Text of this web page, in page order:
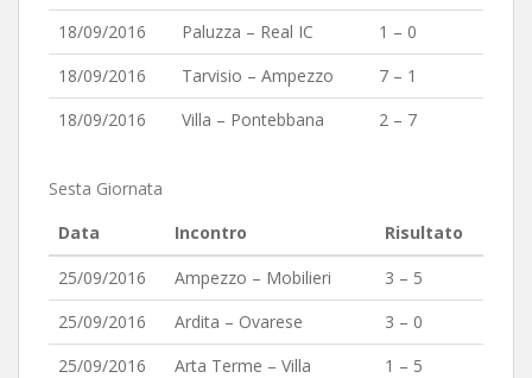
18/09/2016
Paluzza – Real IC
1 – 0
18/09/2016
Tarvisio – Ampezzo
7 – 1
18/09/2016
Villa – Pontebbana 2 – 7
Sesta Giornata
Data
Incontro
Risultato
25/09/2016
Ampezzo – Mobilieri
3 – 5
25/09/2016
Ardita – Ovarese
3 – 0
25/09/2016
Arta Terme – Villa
1 – 5